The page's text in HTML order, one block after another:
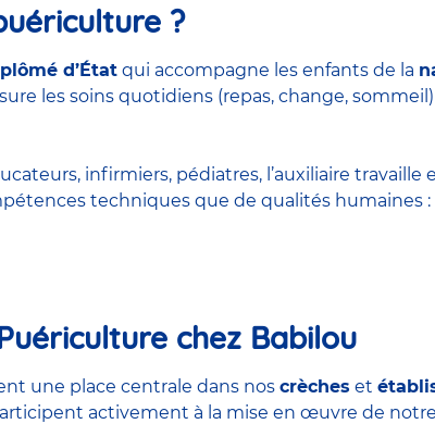
?
d’État qui accompagne les enfants de la
les soins quotidiens (repas, change,
infirmiers, pédiatres, l’auxiliaire travaille
techniques que de qualités humaines
chez Babilou
une place centrale dans nos crèches et
activement à la mise en œuvre de